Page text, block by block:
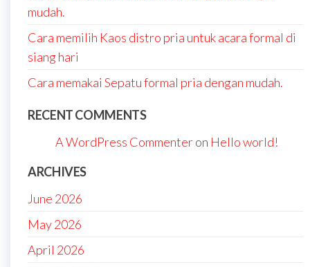
mudah.
Cara memilih Kaos distro pria untuk acara formal di
siang hari
Cara memakai Sepatu formal pria dengan mudah.
RECENT COMMENTS
A WordPress Commenteron Hello world!
ARCHIVES
June 2026
May 2026
April 2026